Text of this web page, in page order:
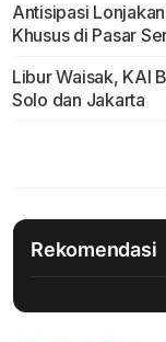
Antisipasi
Khusus di Pasar
Libur Waisak, KAI
Solo dan Jakarta
Rekomendasi